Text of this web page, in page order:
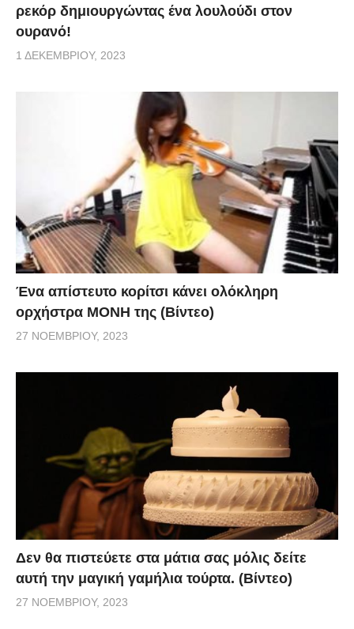
ρεκόρ δημιουργώντας ένα λουλούδι στον
ουρανό!
1 ΔΕΚΕΜΒΡΊΟΥ, 2023
Ένα απίστευτο κορίτσι κάνει ολόκληρη
ορχήστρα ΜΟΝΗ της (Βίντεο)
27 ΝΟΕΜΒΡΊΟΥ, 2023
Δεν θα πιστεύετε στα μάτια σας μόλις δείτε
αυτή την μαγική γαμήλια τούρτα. (Βίντεο)
27 ΝΟΕΜΒΡΊΟΥ, 2023